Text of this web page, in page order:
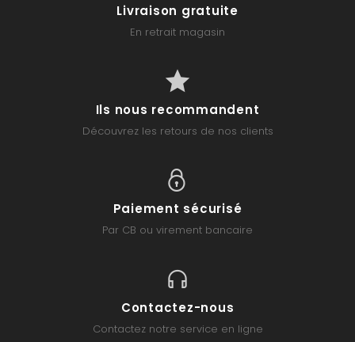
Livraison gratuite
En retrait magasin
Ils nous recommandent
Découvrez les retours de nos clients
Paiement sécurisé
Par CB ou virement bancaire
Contactez-nous
Contactez notre service en ligne